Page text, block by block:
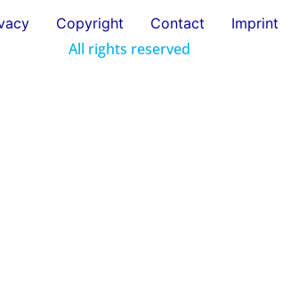
Copyright Contact Imprint
All rights reserved